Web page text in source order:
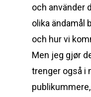
och använder
olika ändamål
och hur vi
Men jeg gjør
trenger også i